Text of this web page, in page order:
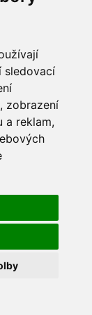
sledovací
zobrazení
a reklam,